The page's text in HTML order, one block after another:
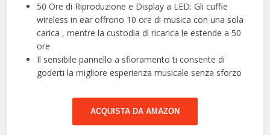
50 Ore di Riproduzione e Display a LED: Gli cuffie
wireless in ear offrono 10 ore di musica con una sola
carica , mentre la custodia di ricarica le estende a 50
ore
Il sensibile pannello a sfioramento ti consente di
goderti la migliore esperienza musicale senza sforzo
ACQUISTA DA AMAZON